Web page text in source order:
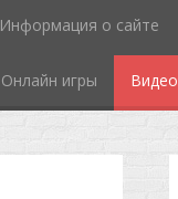
Информация о сайте
Онлайн игры Видео